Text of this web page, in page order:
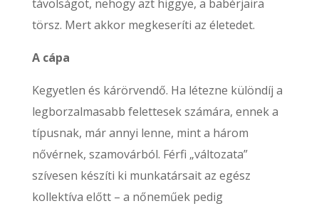
távolságot, nehogy azt higgye, a babérjaira
törsz. Mert akkor megkeseríti az életedet.
A cápa
Kegyetlen és kárörvendő. Ha létezne különdíj a
legborzalmasabb felettesek számára, ennek a
típusnak, már annyi lenne, mint a három
nővérnek, szamovárból. Férfi „változata”
szívesen készíti ki munkatársait az egész
kollektíva előtt – a nőneműek pedig